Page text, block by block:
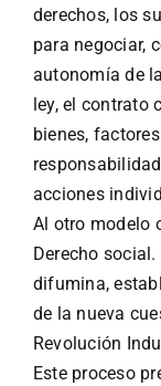
derechos, los
para negociar,
autonomía de
ley, el contrato
bienes,
acciones
Al otro modelo
Derecho
difumina,
de la nueva
Revolución
Este proceso